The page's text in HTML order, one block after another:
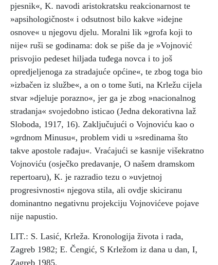
pjesnik«, K. navodi aristokratsku reakcionarnost te
»apsihologičnost« i odsutnost bilo kakve »idejne
osnove« u njegovu djelu. Moralni lik »grofa koji to
nije« ruši se godinama: dok se piše da je »Vojnović
prisvojio pedeset hiljada tuđega novca i to još
opredjeljenoga za stradajuće općine«, te zbog toga bio
»izbačen iz službe«, a on o tome šuti, na Krležu cijela
stvar »djeluje porazno«, jer ga je zbog »nacionalnog
stradanja« svojedobno isticao (Jedna dekorativna laž
Sloboda, 1917, 16). Zaključujući o Vojnoviću kao o
»grdnom Minusu«, problem vidi u »sredinama što
takve apostole rađaju«. Vraćajući se kasnije višekratno
Vojnoviću (osječko predavanje, O našem dramskom
repertoaru), K. je razradio tezu o »uvjetnoj
progresivnosti« njegova stila, ali ovdje skiciranu
dominantno negativnu projekciju Vojnovićeve pojave
nije napustio.
LIT.: S. Lasić, Krleža. Kronologija života i rada,
Zagreb 1982; E. Čengić, S Krležom iz dana u dan, I,
Zagreb 1985.